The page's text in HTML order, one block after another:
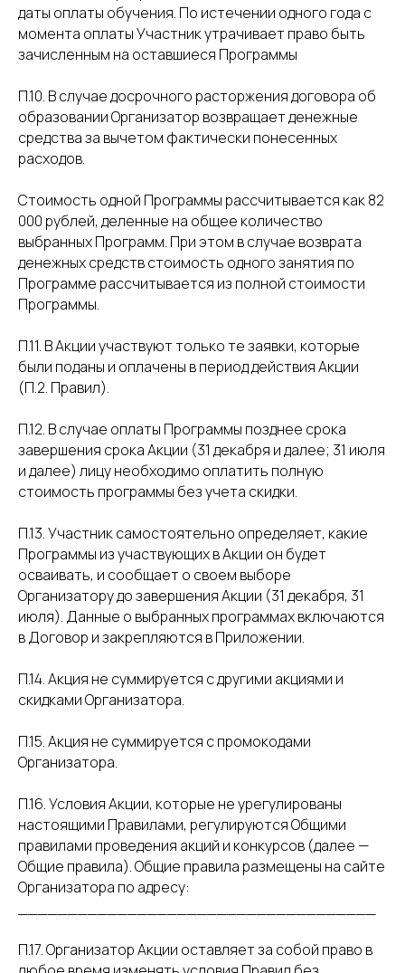
даты оплаты обучения. По истечении одного года с
момента оплаты Участник утрачивает право быть
зачисленным на оставшиеся Программы
П.10. В случае досрочного расторжения договора об
образовании Организатор возвращает денежные
средства за вычетом фактически понесенных
расходов.
Стоимость одной Программы рассчитывается как 82
000 рублей, деленные на общее количество
выбранных Программ. При этом в случае возврата
денежных средств стоимость одного занятия по
Программе рассчитывается из полной стоимости
Программы.
П.11. В Акции участвуют только те заявки, которые
были поданы и оплачены в период действия Акции
(П.2. Правил).
П.12. В случае оплаты Программы позднее срока
завершения срока Акции (31 декабря и далее; 31 июля
и далее) лицу необходимо оплатить полную
стоимость программы без учета скидки.
П.13. Участник самостоятельно определяет, какие
Программы из участвующих в Акции он будет
осваивать, и сообщает о своем выборе
Организатору до завершения Акции (31 декабря, 31
июля). Данные о выбранных программах включаются
в Договор и закрепляются в Приложении.
П.14. Акция не суммируется с другими акциями и
скидками Организатора.
П.15. Акция не суммируется с промокодами
Организатора.
П.16. Условия Акции, которые не урегулированы
настоящими Правилами, регулируются Общими
правилами проведения акций и конкурсов (далее —
Общие правила). Общие правила размещены на сайте
Организатора по адресу:
П.17. Организатор Акции оставляет за собой право в